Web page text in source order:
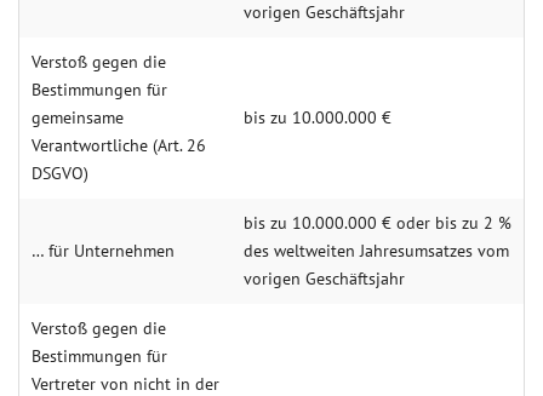
vorigen Geschäftsjahr
Verstoß gegen die
Bestimmungen für
gemeinsame
Verantwortliche (Art. 26
DSGVO)
bis zu 10.000.000 €
… für Unternehmen
bis zu 10.000.000 € oder bis zu 2 %
des weltweiten Jahresumsatzes vom
vorigen Geschäftsjahr
Verstoß gegen die
Bestimmungen für
Vertreter von nicht in der